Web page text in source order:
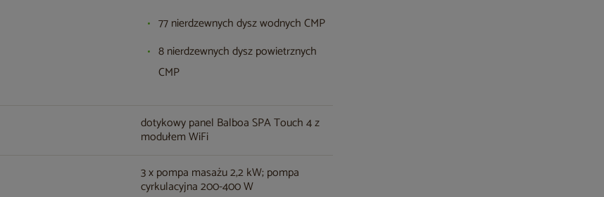
77 nierdzewnych dysz wodnych CMP
8 nierdzewnych dysz powietrznych
CMP
dotykowy panel Balboa SPA Touch 4 z
modułem WiFi
3 x pompa masażu 2,2 kW; pompa
cyrkulacyjna 200-400 W